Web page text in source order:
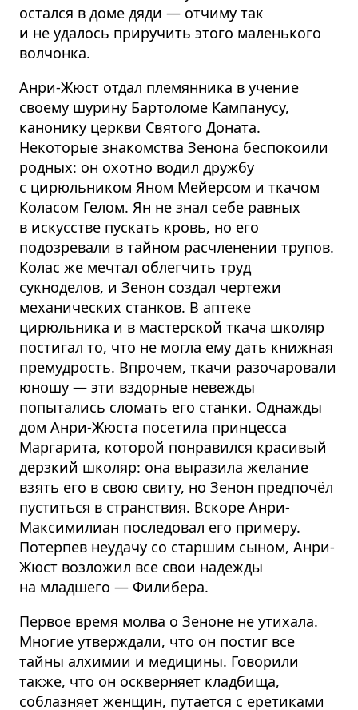
остался в доме дяди — отчиму так
и не удалось приручить этого маленького
волчонка.
Анри-Жюст отдал племянника в учение
своему шурину Бартоломе Кампанусу,
канонику церкви Святого Доната.
Некоторые знакомства Зенона беспокоили
родных: он охотно водил дружбу
с цирюльником Яном Мейерсом и ткачом
Коласом Гелом. Ян не знал себе равных
в искусстве пускать кровь, но его
подозревали в тайном расчленении трупов.
Колас же мечтал облегчить труд
сукноделов, и Зенон создал чертежи
механических станков. В аптеке
цирюльника и в мастерской ткача школяр
постигал то, что не могла ему дать книжная
премудрость. Впрочем, ткачи разочаровали
юношу — эти вздорные невежды
попытались сломать его станки. Однажды
дом Анри-Жюста посетила принцесса
Маргарита, которой понравился красивый
дерзкий школяр: она выразила желание
взять его в свою свиту, но Зенон предпочёл
пуститься в странствия. Вскоре Анри-
Максимилиан последовал его примеру.
Потерпев неудачу со старшим сыном, Анри-
Жюст возложил все свои надежды
на младшего — Филибера.
Первое время молва о Зеноне не утихала.
Многие утверждали, что он постиг все
тайны алхимии и медицины. Говорили
также, что он оскверняет кладбища,
соблазняет женщин, путается с еретиками